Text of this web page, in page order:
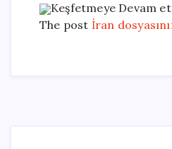
Keşfetmeye Devam et
The post İran